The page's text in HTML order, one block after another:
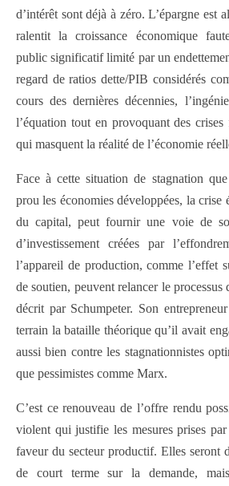
d’intérêt sont déjà à zéro. L’épargne est
ralentit la croissance économique
public significatif limité par un
regard de ratios dette/PIB considérés
cours des dernières décennies,
l’équation tout en provoquant des crises
qui masquent la réalité de l’économie
Face à cette situation de stagnation
prou les économies développées, la crise
du capital, peut fournir une voie de
d’investissement créées par
l’appareil de production, comme l’effet
de soutien, peuvent relancer le processus
décrit par Schumpeter. Son
terrain la bataille théorique qu’il avait
aussi bien contre les stagnationnistes
que pessimistes comme Marx.
C’est ce renouveau de l’offre rendu
violent qui justifie les mesures prises
faveur du secteur productif. Elles seront
de court terme sur la demande,